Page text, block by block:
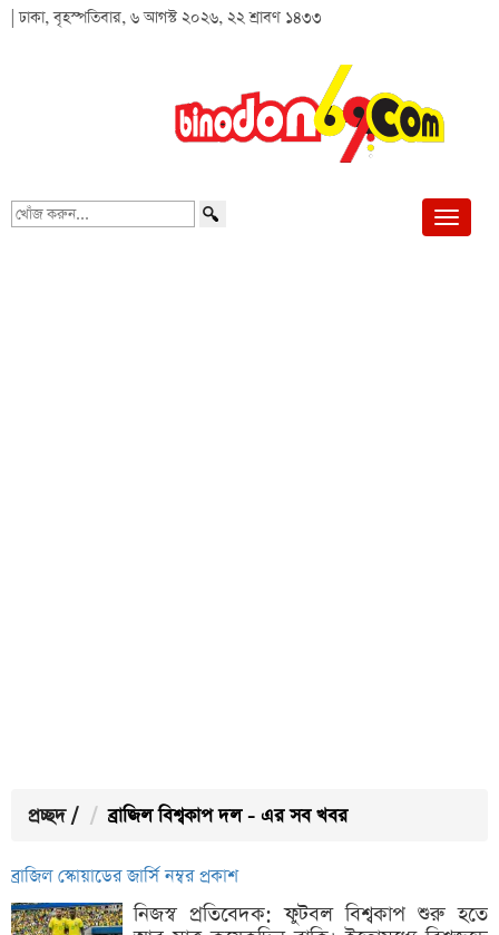
| ঢাকা, বৃহস্পতিবার, ৬ আগস্ট ২০২৬, ২২ শ্রাবণ ১৪৩৩
খোঁজ
প্রচ্ছদ / ব্রাজিল বিশ্বকাপ দল - এর সব খবর
ব্রাজিল স্কোয়াডের জার্সি নম্বর প্রকাশ
নিজস্ব প্রতিবেদক: ফুটবল বিশ্বকাপ শুরু হতে